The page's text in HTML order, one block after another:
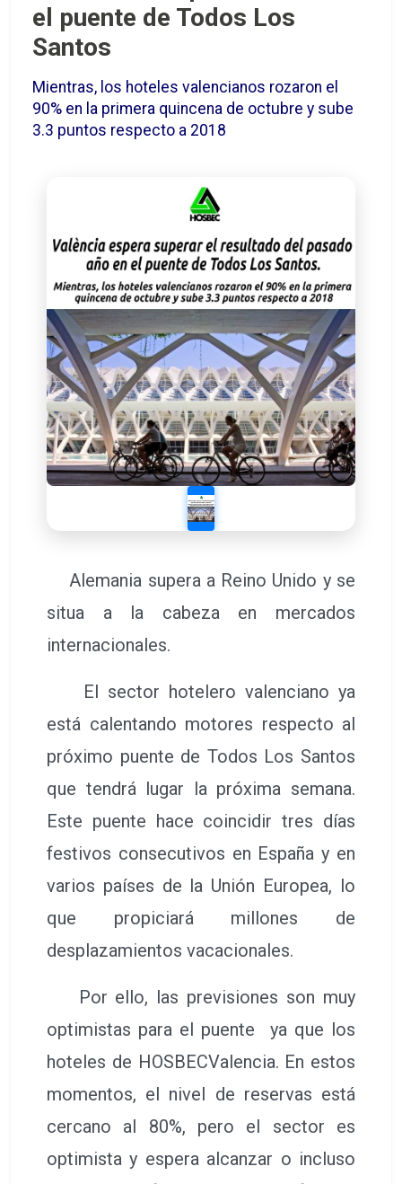
el puente de Todos Los
Santos
Mientras, los hoteles valencianos rozaron el
90% en la primera quincena de octubre y sube
3.3 puntos respecto a 2018
Alemania supera a Reino Unido y se
situa a la cabeza en mercados
internacionales.
El sector hotelero valenciano ya
está calentando motores respecto al
próximo puente de Todos Los Santos
que tendrá lugar la próxima semana.
Este puente hace coincidir tres días
festivos consecutivos en España y en
varios países de la Unión Europea, lo
que propiciará millones de
desplazamientos vacacionales.
Por ello, las previsiones son muy
optimistas para el puente ya que los
hoteles de HOSBECValencia. En estos
momentos, el nivel de reservas está
cercano al 80%, pero el sector es
optimista y espera alcanzar o incluso